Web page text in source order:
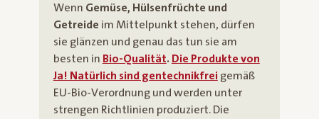
Wenn Gemüse, Hülsenfrüchte und
Getreide im Mittelpunkt stehen, dürfen
sie glänzen und genau das tun sie am
besten in Bio-Qualität. Die Produkte von
Ja! Natürlich sind gentechnikfreigemäß
EU-Bio-Verordnung und werden unter
strengen Richtlinien produziert. Die